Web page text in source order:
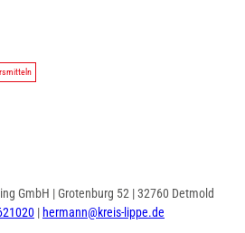
GmbH | Grotenburg 52 | 32760 Detmold
|hermann@kreis-lippe.de